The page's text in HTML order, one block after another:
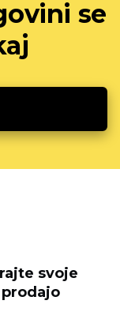
se
svoje